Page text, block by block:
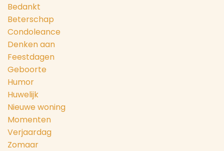
Bedankt
Beterschap
Condoleance
Denken aan
Feestdagen
Geboorte
Humor
Huwelijk
Nieuwe woning
Momenten
Verjaardag
Zomaar